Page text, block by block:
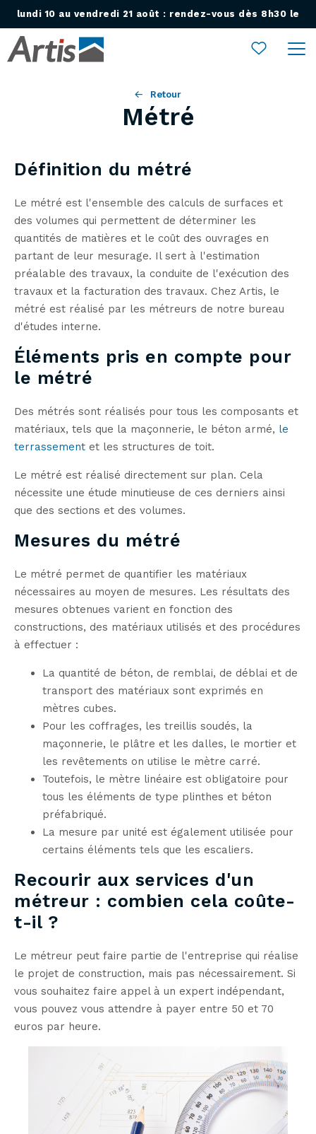
lundi 10 au vendredi 21 août : rendez-vous dès 8h30 le
Ouvrir le menu
Retour
Métré
Définition du métré
Le métré est l'ensemble des calculs de surfaces et
des volumes qui permettent de déterminer les
quantités de matières et le coût des ouvrages en
partant de leur mesurage. Il sert à l'estimation
préalable des travaux, la conduite de l'exécution des
travaux et la facturation des travaux. Chez Artis, le
métré est réalisé par les métreurs de notre bureau
d'études interne.
Éléments pris en compte pour
le métré
Des métrés sont réalisés pour tous les composants et
matériaux, tels que la maçonnerie, le béton armé, le
terrassement et les structures de toit.
Le métré est réalisé directement sur plan. Cela
nécessite une étude minutieuse de ces derniers ainsi
que des sections et des volumes.
Mesures du métré
Le métré permet de quantifier les matériaux
nécessaires au moyen de mesures. Les résultats des
mesures obtenues varient en fonction des
constructions, des matériaux utilisés et des procédures
à effectuer :
La quantité de béton, de remblai, de déblai et de
transport des matériaux sont exprimés en
mètres cubes.
Pour les coffrages, les treillis soudés, la
maçonnerie, le plâtre et les dalles, le mortier et
les revêtements on utilise le mètre carré.
Toutefois, le mètre linéaire est obligatoire pour
tous les éléments de type plinthes et béton
préfabriqué.
La mesure par unité est également utilisée pour
certains éléments tels que les escaliers.
Recourir aux services d'un
métreur : combien cela coûte-
t-il ?
Le métreur peut faire partie de l'entreprise qui réalise
le projet de construction, mais pas nécessairement. Si
vous souhaitez faire appel à un expert indépendant,
vous pouvez vous attendre à payer entre 50 et 70
euros par heure.